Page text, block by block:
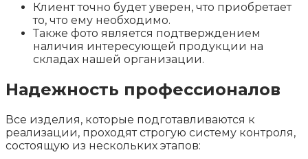
Клиент точно будет уверен, что приобретает
то, что ему необходимо.
Также фото является подтверждением
наличия интересующей продукции на
складах нашей организации.
Надежность профессионалов
Все изделия, которые подготавливаются к
реализации, проходят строгую систему контроля,
состоящую из нескольких этапов: